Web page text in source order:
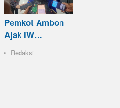
Pemkot Ambon
Ajak IW…
Redaksi